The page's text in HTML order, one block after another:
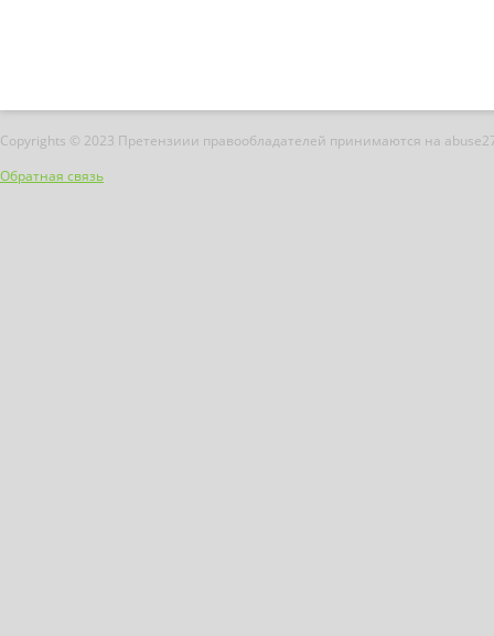
Copyrights © 2023 Претензиии правообладателей принимаются на
Обратная связь